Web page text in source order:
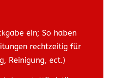
ein; So haben
rechtzeitig für
Reinigung, ect.)